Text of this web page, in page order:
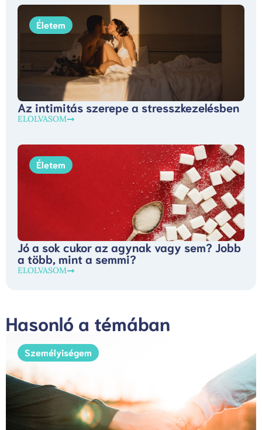
Életem
Az intimitás szerepe a stresszkezelésben
ELOLVASOM
Életem
Jó a sok cukor az agynak vagy sem? Jobb
a több, mint a semmi?
ELOLVASOM
Hasonló a témában
Személyiségem